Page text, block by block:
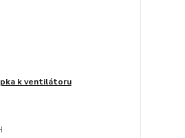
k ventilátoru